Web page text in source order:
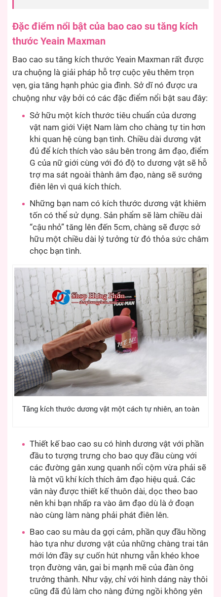
Đặc điểm nổi bật của bao cao su tăng kích
thước Yeain Maxman
Bao cao su tăng kích thước Yeain Maxman rất được
ưa chuộng là giải pháp hỗ trợ cuộc yêu thêm trọn
vẹn, gia tăng hạnh phúc gia đình. Sở dĩ nó được ưa
chuộng như vậy bởi có các đặc điểm nổi bật sau đây:
Sở hữu một kích thước tiêu chuẩn của dương
vật nam giới Việt Nam làm cho chàng tự tin hơn
khi quan hệ cùng bạn tình. Chiều dài dương vật
đủ để kích thích vào sâu bên trong âm đạo, điểm
G của nữ giới cùng với đó độ to dương vật sẽ hỗ
trợ ma sát ngoài thành âm đạo, nàng sẽ sướng
điên lên vì quá kích thích.
Những bạn nam có kích thước dương vật khiêm
tốn có thể sử dụng. Sản phẩm sẽ làm chiều dài
“cậu nhỏ” tăng lên đến 5cm, chàng sẽ được sở
hữu một chiều dài lý tưởng từ đó thỏa sức châm
chọc bạn tình.
Tăng kích thước dương vật một cách tự nhiên, an toàn
Thiết kế bao cao su có hình dương vật với phần
đầu to tượng trưng cho bao quy đầu cùng với
các đường gân xung quanh nổi cộm vừa phải sẽ
là một vũ khí kích thích âm đạo hiệu quả. Các
vân này được thiết kế thuôn dài, dọc theo bao
nên khi bạn nhấp ra vào âm đạo dù là ở đoạn
nào cùng làm nàng phải phát điên lên.
Bao cao su màu da gợi cảm, phần quy đầu hồng
hào tựa như dương vật của những chàng trai tân
mới lớn đầy sự cuốn hút nhưng vẫn khéo khoe
trọn đường vân, gai bi mạnh mẽ của đàn ông
trưởng thành. Như vậy, chỉ với hình dáng này thôi
cũng đã đủ làm cho nàng đứng ngồi không yên